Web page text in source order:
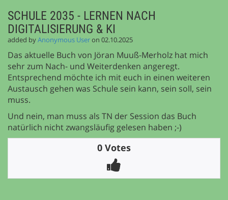
SCHULE 2035 - LERNEN NACH
DIGITALISIERUNG & KI
added byAnonymous Useron 02.10.2025
Das aktuelle Buch von Jöran Muuß-Merholz hat mich
sehr zum Nach- und Weiterdenken angeregt.
Entsprechend möchte ich mit euch in einen weiteren
Austausch gehen was Schule sein kann, sein soll, sein
muss.
Und nein, man muss als TN der Session das Buch
natürlich nicht zwangsläufig gelesen haben ;-)
0 Votes